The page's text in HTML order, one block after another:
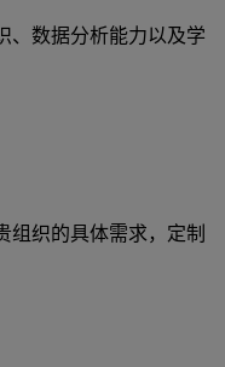
、数据分析能力以及学
组织的具体需求，定制